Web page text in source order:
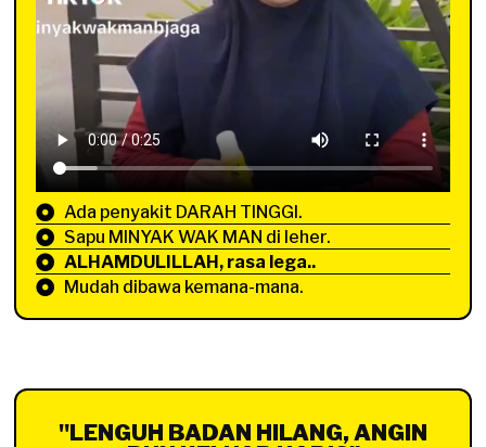
Ada penyakit DARAH TINGGI.
Sapu MINYAK WAK MAN di leher.
ALHAMDULILLAH, rasa lega..
Mudah dibawa kemana-mana.
"LENGUH BADAN HILANG, ANGIN